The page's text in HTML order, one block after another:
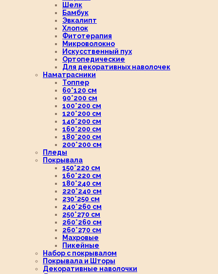
Шелк
Бамбук
Эвкалипт
Хлопок
Фитотерапия
Микроволокно
Искусственный пух
Ортопедические
Для декоративных наволочек
Наматрасники
Топпер
60*120 см
90*200 см
100*200 см
120*200 см
140*200 см
160*200 см
180*200 см
200*200 см
Пледы
Покрывала
150*220 см
160*220 см
180*240 см
220*240 см
230*250 см
240*260 см
250*270 см
260*260 см
260*270 см
Махровые
Пикейные
Набор с покрывалом
Покрывала и Шторы
Декоративные наволочки